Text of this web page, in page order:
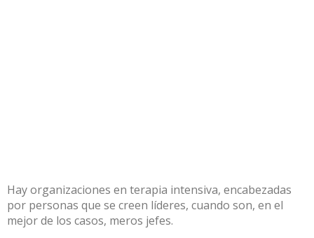
Hay organizaciones en terapia intensiva, encabezadas
por personas que se creen líderes, cuando son, en el
mejor de los casos, meros jefes.